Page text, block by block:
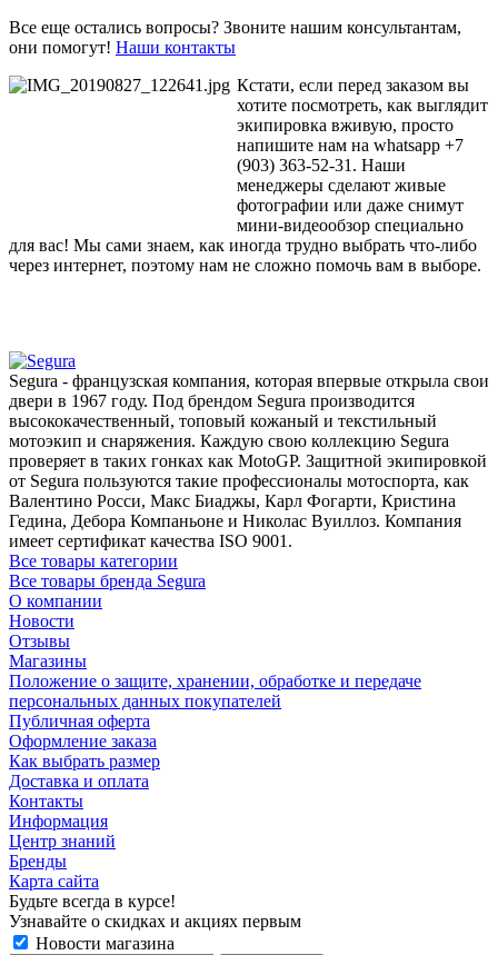
Все еще остались вопросы? Звоните нашим консультантам,
они помогут! Наши контакты
Кстати, если перед заказом вы
хотите посмотреть, как выглядит
экипировка вживую, просто
напишите нам на whatsapp +7
(903) 363-52-31. Наши
менеджеры сделают живые
фотографии или даже снимут
мини-видеообзор специально
для вас! Мы сами знаем, как иногда трудно выбрать что-либо
через интернет, поэтому нам не сложно помочь вам в выборе.
Segura - французская компания, которая впервые открыла свои
двери в 1967 году. Под брендом Segura производится
высококачественный, топовый кожаный и текстильный
мотоэкип и снаряжения. Каждую свою коллекцию Segura
проверяет в таких гонках как MotoGP. Защитной экипировкой
от Segura пользуются такие профессионалы мотоспорта, как
Валентино Росси, Макс Биаджы, Карл Фогарти, Кристина
Гедина, Дебора Компаньоне и Николас Вуиллоз. Компания
имеет сертификат качества ISO 9001.
Все товары категории
Все товары бренда Segura
О компании
Новости
Отзывы
Магазины
Положение о защите, хранении, обработке и передаче
персональных данных покупателей
Публичная оферта
Оформление заказа
Как выбрать размер
Доставка и оплата
Контакты
Информация
Центр знаний
Бренды
Карта сайта
Будьте всегда в курсе!
Узнавайте о скидках и акциях первым
Новости магазина